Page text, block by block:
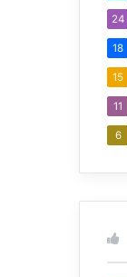
24
18
15
11
6